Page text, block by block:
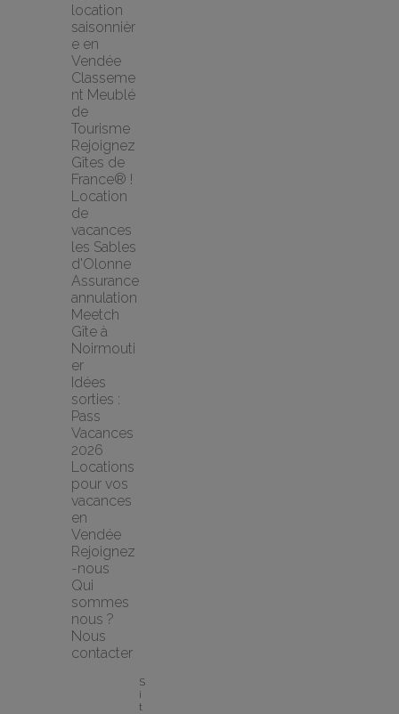
location
saisonnièr
e en
Vendée
Classeme
nt Meublé
de
Tourisme
Rejoignez
Gîtes de
France® !
Location
de
vacances
les Sables
d'Olonne
Assurance
annulation
Meetch
Gîte à
Noirmouti
er
Idées
sorties :
Pass
Vacances
2026
Locations
pour vos
vacances
en
Vendée
Rejoignez
-nous
Qui
sommes
nous ?
Nous
contacter
S
i
t